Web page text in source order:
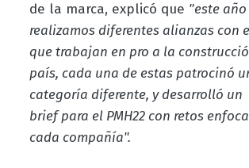
de la marca, explicó que "este año
realizamos diferentes alianzas con
que trabajan en pro a la
país, cada una de estas patrocinó
categoría diferente, y desarrolló un
brief para el PMH22 con retos
cada compañía".